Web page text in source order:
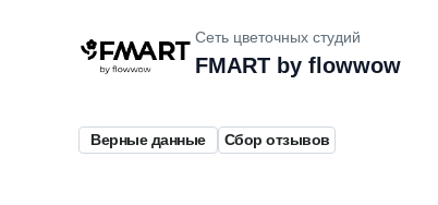
Сеть цветочных студий
FMART by flowwow
Верные данные Сбор отзывов